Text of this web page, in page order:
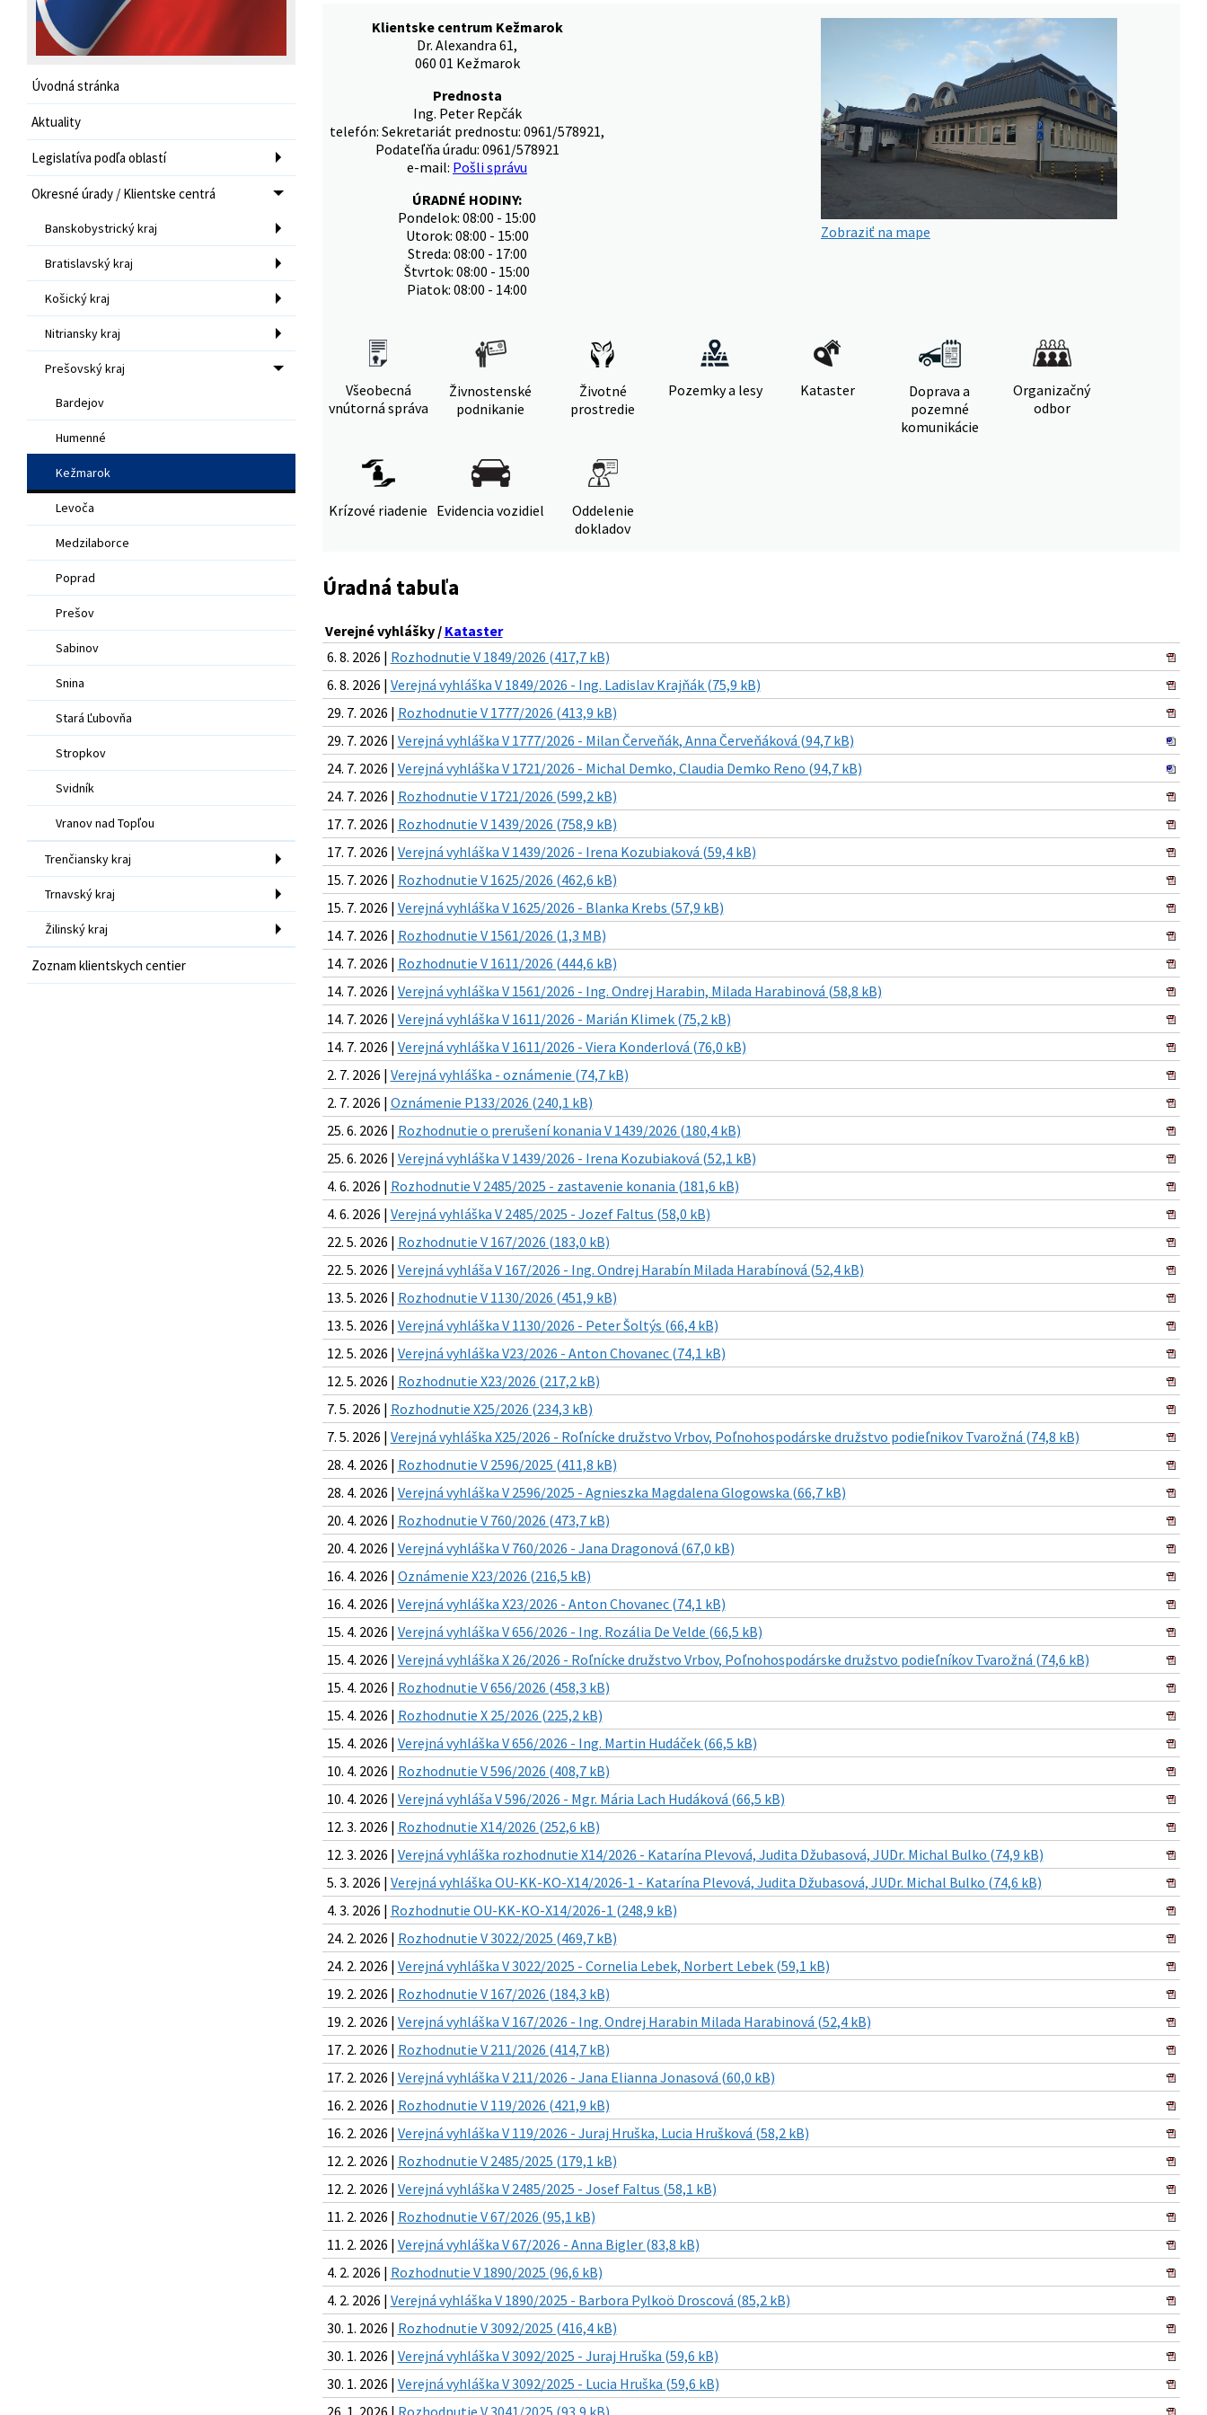
Úvodná stránka
Aktuality
Legislatíva podľa oblastí
Okresné úrady / Klientske centrá
Banskobystrický kraj
Bratislavský kraj
Košický kraj
Nitriansky kraj
Prešovský kraj
Bardejov
Humenné
Kežmarok
Levoča
Medzilaborce
Poprad
Prešov
Sabinov
Snina
Stará Ľubovňa
Stropkov
Svidník
Vranov nad Topľou
Trenčiansky kraj
Trnavský kraj
Žilinský kraj
Zoznam klientskych centier
Klientske centrum Kežmarok
Dr. Alexandra 61,
060 01 Kežmarok
Prednosta
Ing. Peter Repčák
telefón: Sekretariát prednostu: 0961/578921,
Podateľňa úradu: 0961/578921
e-mail: Pošli správu
ÚRADNÉ HODINY:
Pondelok: 08:00 - 15:00
Utorok: 08:00 - 15:00
Streda: 08:00 - 17:00
Štvrtok: 08:00 - 15:00
Piatok: 08:00 - 14:00
Zobraziť na mape
Všeobecná
vnútorná správa
Živnostenské
podnikanie
Životné
prostredie
Pozemky a lesy Kataster
Doprava a
pozemné
komunikácie
Organizačný
odbor
Krízové riadenie Evidencia vozidiel
Oddelenie
dokladov
Úradná tabuľa
Verejné vyhlášky / Kataster
6. 8. 2026 | Rozhodnutie V 1849/2026 (417,7 kB)
6. 8. 2026 | Verejná vyhláška V 1849/2026 - Ing. Ladislav Krajňák (75,9 kB)
29. 7. 2026 | Rozhodnutie V 1777/2026 (413,9 kB)
29. 7. 2026 | Verejná vyhláška V 1777/2026 - Milan Červeňák, Anna Červeňáková (94,7 kB)
24. 7. 2026 | Verejná vyhláška V 1721/2026 - Michal Demko, Claudia Demko Reno (94,7 kB)
24. 7. 2026 | Rozhodnutie V 1721/2026 (599,2 kB)
17. 7. 2026 | Rozhodnutie V 1439/2026 (758,9 kB)
17. 7. 2026 | Verejná vyhláška V 1439/2026 - Irena Kozubiaková (59,4 kB)
15. 7. 2026 | Rozhodnutie V 1625/2026 (462,6 kB)
15. 7. 2026 | Verejná vyhláška V 1625/2026 - Blanka Krebs (57,9 kB)
14. 7. 2026 | Rozhodnutie V 1561/2026 (1,3 MB)
14. 7. 2026 | Rozhodnutie V 1611/2026 (444,6 kB)
14. 7. 2026 | Verejná vyhláška V 1561/2026 - Ing. Ondrej Harabin, Milada Harabinová (58,8 kB)
14. 7. 2026 | Verejná vyhláška V 1611/2026 - Marián Klimek (75,2 kB)
14. 7. 2026 | Verejná vyhláška V 1611/2026 - Viera Konderlová (76,0 kB)
2. 7. 2026 | Verejná vyhláška - oznámenie (74,7 kB)
2. 7. 2026 | Oznámenie P133/2026 (240,1 kB)
25. 6. 2026 | Rozhodnutie o prerušení konania V 1439/2026 (180,4 kB)
25. 6. 2026 | Verejná vyhláška V 1439/2026 - Irena Kozubiaková (52,1 kB)
4. 6. 2026 | Rozhodnutie V 2485/2025 - zastavenie konania (181,6 kB)
4. 6. 2026 | Verejná vyhláška V 2485/2025 - Jozef Faltus (58,0 kB)
22. 5. 2026 | Rozhodnutie V 167/2026 (183,0 kB)
22. 5. 2026 | Verejná vyhláša V 167/2026 - Ing. Ondrej Harabín Milada Harabínová (52,4 kB)
13. 5. 2026 | Rozhodnutie V 1130/2026 (451,9 kB)
13. 5. 2026 | Verejná vyhláška V 1130/2026 - Peter Šoltýs (66,4 kB)
12. 5. 2026 | Verejná vyhláška V23/2026 - Anton Chovanec (74,1 kB)
12. 5. 2026 | Rozhodnutie X23/2026 (217,2 kB)
7. 5. 2026 | Rozhodnutie X25/2026 (234,3 kB)
7. 5. 2026 | Verejná vyhláška X25/2026 - Roľnícke družstvo Vrbov, Poľnohospodárske družstvo podieľnikov Tvarožná (74,8 kB)
28. 4. 2026 | Rozhodnutie V 2596/2025 (411,8 kB)
28. 4. 2026 | Verejná vyhláška V 2596/2025 - Agnieszka Magdalena Glogowska (66,7 kB)
20. 4. 2026 | Rozhodnutie V 760/2026 (473,7 kB)
20. 4. 2026 | Verejná vyhláška V 760/2026 - Jana Dragonová (67,0 kB)
16. 4. 2026 | Oznámenie X23/2026 (216,5 kB)
16. 4. 2026 | Verejná vyhláška X23/2026 - Anton Chovanec (74,1 kB)
15. 4. 2026 | Verejná vyhláška V 656/2026 - Ing. Rozália De Velde (66,5 kB)
15. 4. 2026 | Verejná vyhláška X 26/2026 - Roľnícke družstvo Vrbov, Poľnohospodárske družstvo podieľníkov Tvarožná (74,6 kB)
15. 4. 2026 | Rozhodnutie V 656/2026 (458,3 kB)
15. 4. 2026 | Rozhodnutie X 25/2026 (225,2 kB)
15. 4. 2026 | Verejná vyhláška V 656/2026 - Ing. Martin Hudáček (66,5 kB)
10. 4. 2026 | Rozhodnutie V 596/2026 (408,7 kB)
10. 4. 2026 | Verejná vyhláša V 596/2026 - Mgr. Mária Lach Hudáková (66,5 kB)
12. 3. 2026 | Rozhodnutie X14/2026 (252,6 kB)
12. 3. 2026 | Verejná vyhláška rozhodnutie X14/2026 - Katarína Plevová, Judita Džubasová, JUDr. Michal Bulko (74,9 kB)
5. 3. 2026 | Verejná vyhláška OU-KK-KO-X14/2026-1 - Katarína Plevová, Judita Džubasová, JUDr. Michal Bulko (74,6 kB)
4. 3. 2026 | Rozhodnutie OU-KK-KO-X14/2026-1 (248,9 kB)
24. 2. 2026 | Rozhodnutie V 3022/2025 (469,7 kB)
24. 2. 2026 | Verejná vyhláška V 3022/2025 - Cornelia Lebek, Norbert Lebek (59,1 kB)
19. 2. 2026 | Rozhodnutie V 167/2026 (184,3 kB)
19. 2. 2026 | Verejná vyhláška V 167/2026 - Ing. Ondrej Harabin Milada Harabinová (52,4 kB)
17. 2. 2026 | Rozhodnutie V 211/2026 (414,7 kB)
17. 2. 2026 | Verejná vyhláška V 211/2026 - Jana Elianna Jonasová (60,0 kB)
16. 2. 2026 | Rozhodnutie V 119/2026 (421,9 kB)
16. 2. 2026 | Verejná vyhláška V 119/2026 - Juraj Hruška, Lucia Hrušková (58,2 kB)
12. 2. 2026 | Rozhodnutie V 2485/2025 (179,1 kB)
12. 2. 2026 | Verejná vyhláška V 2485/2025 - Josef Faltus (58,1 kB)
11. 2. 2026 | Rozhodnutie V 67/2026 (95,1 kB)
11. 2. 2026 | Verejná vyhláška V 67/2026 - Anna Bigler (83,8 kB)
4. 2. 2026 | Rozhodnutie V 1890/2025 (96,6 kB)
4. 2. 2026 | Verejná vyhláška V 1890/2025 - Barbora Pylkoö Droscová (85,2 kB)
30. 1. 2026 | Rozhodnutie V 3092/2025 (416,4 kB)
30. 1. 2026 | Verejná vyhláška V 3092/2025 - Juraj Hruška (59,6 kB)
30. 1. 2026 | Verejná vyhláška V 3092/2025 - Lucia Hruška (59,6 kB)
26. 1. 2026 | Rozhodnutie V 3041/2025 (93,9 kB)